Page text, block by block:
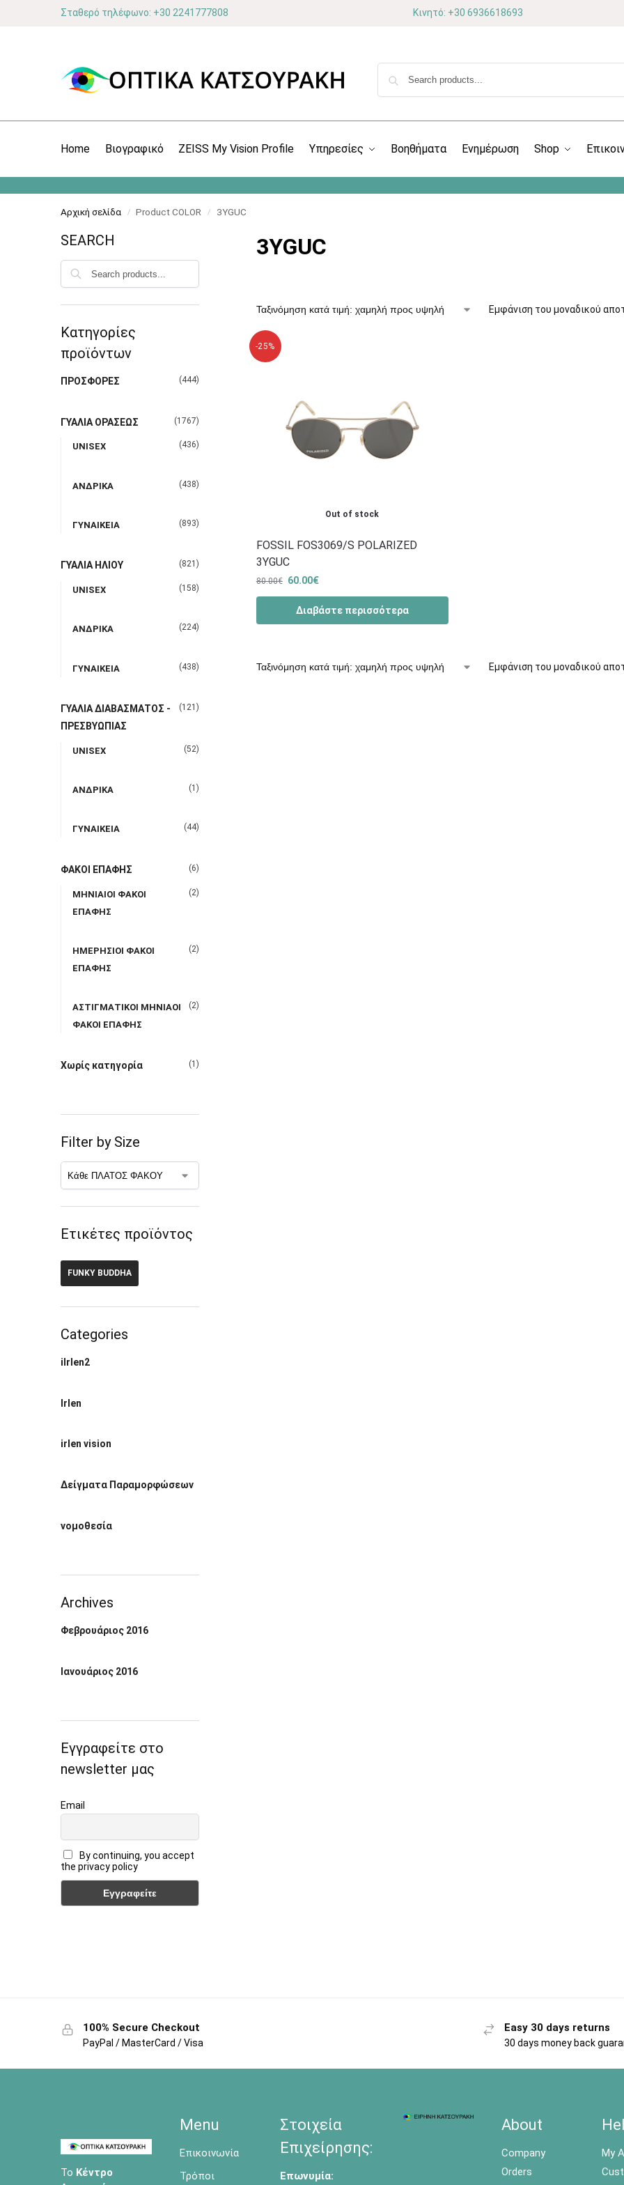
Σταθερό τηλέφωνο: +30 2241777808 Κινητό: +30 6936618693
Home Βιογραφικό ZEISS My Vision Profile Υπηρεσίες Βοηθήματα Ενημέρωση Shop
Αρχική σελίδα / Product COLOR / 3YGUC
3YGUC
Εμφάνιση του μοναδικού
-25%
Out of stock
FOSSIL FOS3069/S POLARIZED
3YGUC
80.00€ 60.00€
Διαβάστε περισσότερα
Εμφάνιση του μοναδικού
SEARCH
Κατηγορίες
προϊόντων
ΠΡΟΣΦΟΡΕΣ (444)
ΓΥΑΛΙΑ ΟΡΑΣΕΩΣ (1767)
UNISEX (436)
ΑΝΔΡΙΚΑ (438)
ΓΥΝΑΙΚΕΙΑ (893)
ΓΥΑΛΙΑ ΗΛΙΟΥ (821)
UNISEX (158)
ΑΝΔΡΙΚΑ (224)
ΓΥΝΑΙΚΕΙΑ (438)
ΓΥΑΛΙΑ ΔΙΑΒΑΣΜΑΤΟΣ -
ΠΡΕΣΒΥΩΠΙΑΣ
(121)
UNISEX (52)
ΑΝΔΡΙΚΑ (1)
ΓΥΝΑΙΚΕΙΑ (44)
ΦΑΚΟΙ ΕΠΑΦΗΣ (6)
ΜΗΝΙΑΙΟΙ ΦΑΚΟΙ
ΕΠΑΦΗΣ
(2)
ΗΜΕΡΗΣΙΟΙ ΦΑΚΟΙ
ΕΠΑΦΗΣ
(2)
ΑΣΤΙΓΜΑΤΙΚΟΙ ΜΗΝΙΑΟΙ
ΦΑΚΟΙ ΕΠΑΦΗΣ
(2)
Χωρίς κατηγορία (1)
Filter by Size
Ετικέτες προϊόντος
FUNKY BUDDHA
Categories
ilrlen2
Irlen
irlen vision
Δείγματα Παραμορφώσεων
νομοθεσία
Archives
Φεβρουάριος 2016
Ιανουάριος 2016
Εγγραφείτε στο
newsletter μας
Email
By continuing, you accept
the privacy policy
100% Secure Checkout
PayPal / MasterCard / Visa
Easy 30 days returns
30 days money back
Το Κέντρο
Menu
Επικοινωνία
Τρόποι
Στοιχεία
Επιχείρησης:
Επωνυμία:
About
Company
Orders
My